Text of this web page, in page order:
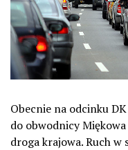
Obecnie na odcinku
do obwodnicy
droga krajowa. Ruch w